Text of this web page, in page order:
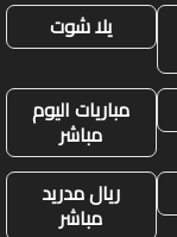
يلا شوت
مباريات اليوم
مباشر
ريال مدريد
مباشر